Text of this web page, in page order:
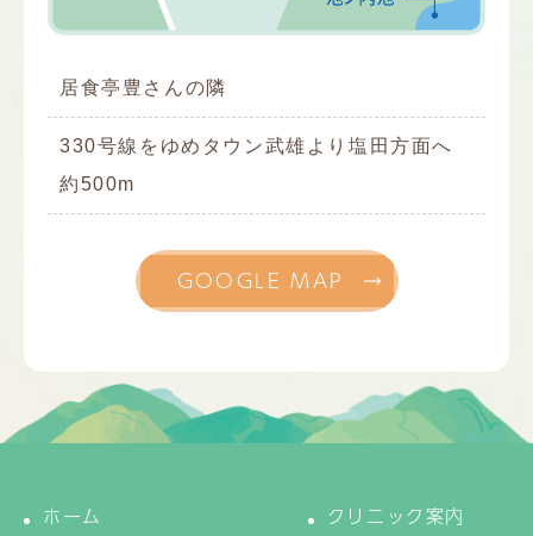
居食亭豊さんの隣
330号線をゆめタウン武雄より塩田方面へ
約500m
GOOGLE MAP
ホーム クリニック案内